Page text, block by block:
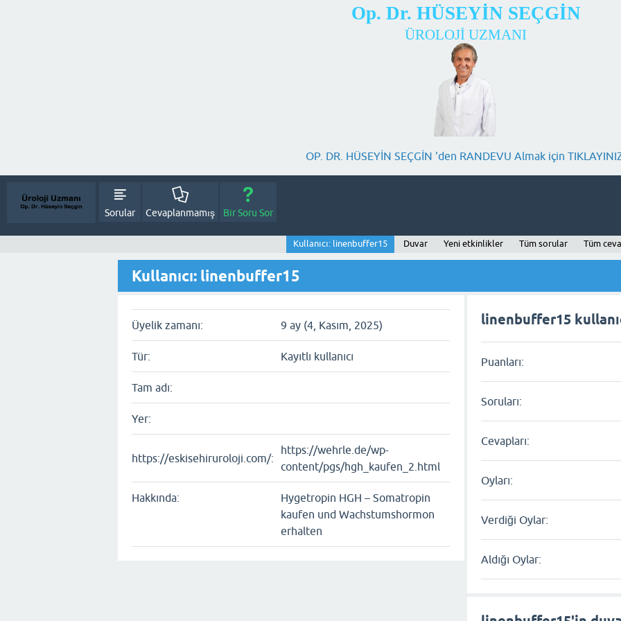
Op. Dr. HÜSEYİN SEÇGİN
ÜROLOJİ UZMANI
OP. DR. HÜSEYİN SEÇGİN 'den RANDEVU Almak için
Sorular Cevaplanmamış Bir Soru Sor
Kullanıcı: linenbuffer15 Duvar Yeni etkinlikler Tüm sorular Tüm
Kullanıcı: linenbuffer15
Üyelik zamanı: 9 ay (4, Kasım, 2025)
Tür: Kayıtlı kullanıcı
Tam adı:
Yer:
https://eskisehiruroloji.com/:
https://wehrle.de/wp-
content/pgs/hgh_kaufen_2.html
Hakkında:
Hygetropin HGH – Somatropin
kaufen und Wachstums­hormon
erhalten
linenbuffer15
Puanları:
Soruları:
Cevapları:
Oyları:
Verdiği Oylar:
Aldığı Oylar: